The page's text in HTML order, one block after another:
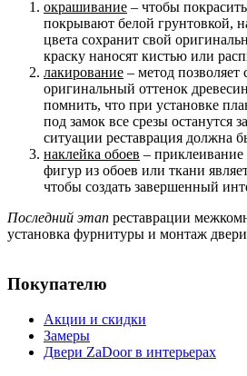
окрашивание – чтобы
покрывают белой грунтовкой,
цвета сохранит свой
краску наносят кистью или
лакирование – метод позволяет
оригинальный оттенок
помнить, что при установке
под замок все срезы останутся
ситуации реставрация должна
наклейка обоев –
фигур из обоев или ткани
чтобы создать завершенный
Последний этап реставрации
установка фурнитуры и монтаж
Покупателю
Акции и скидки
Замеры
Двери ZaDoor в интерьерах